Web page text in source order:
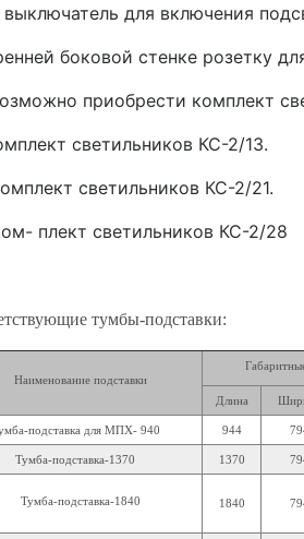
для включения
боковой стенке розетку
приобрести комплект
светильников КС-2/13.
светильников КС-2/21.
плект светильников КС-2/28
тумбы-подставки:
Наименование подставки
Длина
подставка для МПХ- 940 944
Тумба-подставка-1370 1370
Тумба-подставка-1840 1840